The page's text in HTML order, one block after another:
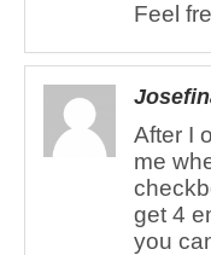
Feel
After I
me
get 4
you